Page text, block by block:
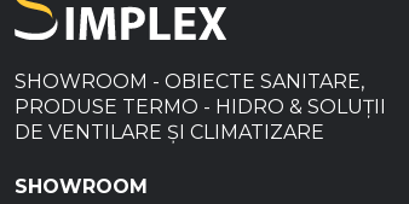
SHOWROOM - OBIECTE SANITARE,
PRODUSE TERMO - HIDRO & SOLUȚII
DE VENTILARE ȘI CLIMATIZARE
SHOWROOM